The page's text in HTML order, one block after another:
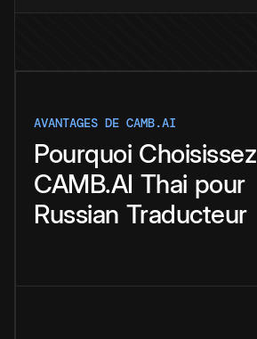
AVANTAGES DE CAMB.AI
Pourquoi Choisissez
CAMB.AI Thai pour
Russian Traducteur